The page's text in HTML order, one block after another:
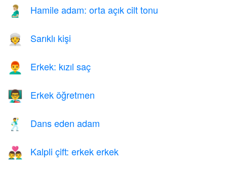
🫃🏼 Hamile adam: orta açık cilt tonu
👳 Sarıklı kişi
👨‍🦰 Erkek: kızıl saç
👨‍🏫 Erkek öğretmen
🕺 Dans eden adam
👨‍❤️‍👨 Kalpli çift: erkek erkek